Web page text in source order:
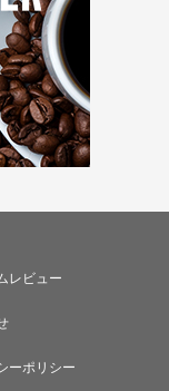
レビュー
ーポリシー